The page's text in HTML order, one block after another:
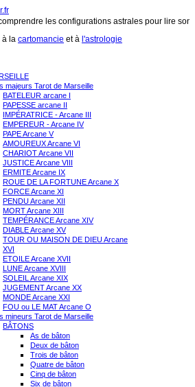
les configurations astrales pour lire
à la cartomancie et à l'astrologie
majeurs Tarot de Marseille
BATELEUR arcane I
PAPESSE arcane II
IMPÉRATRICE - Arcane III
EMPEREUR - Arcane IV
PAPE Arcane V
AMOUREUX Arcane VI
CHARIOT Arcane VII
JUSTICE Arcane VIII
ERMITE Arcane IX
ROUE DE LA FORTUNE Arcane X
FORCE Arcane XI
PENDU Arcane XII
MORT Arcane XIII
TEMPÉRANCE Arcane XIV
DIABLE Arcane XV
TOUR OU MAISON DE DIEU Arcane
XVI
ETOILE Arcane XVII
LUNE Arcane XVIII
SOLEIL Arcane XIX
JUGEMENT Arcane XX
MONDE Arcane XXI
FOU ou LE MAT Arcane O
mineurs Tarot de Marseille
BÂTONS
As de bâton
Deux de bâton
Trois de bâton
Quatre de bâton
Cinq de bâton
Six de bâton